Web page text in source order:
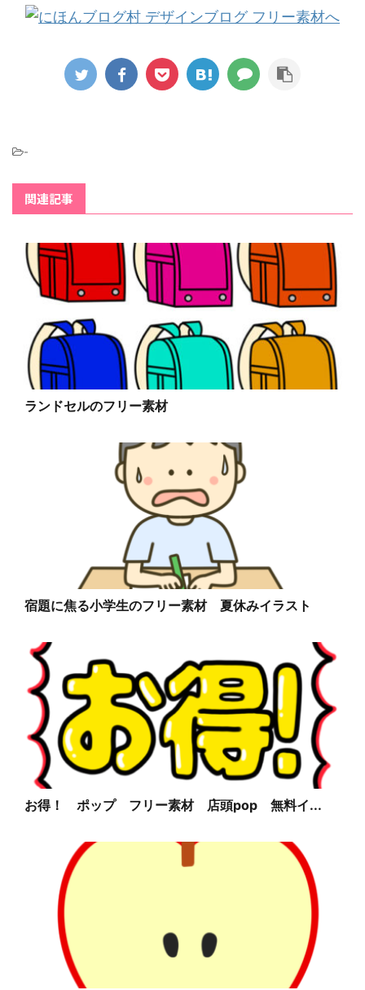
-
関連記事
ランドセルのフリー素材
宿題に焦る小学生のフリー素材 夏休みイラスト
お得！ ポップ フリー素材 店頭pop 無料イ...